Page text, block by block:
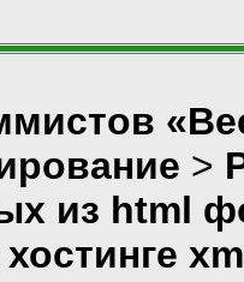
>
из html